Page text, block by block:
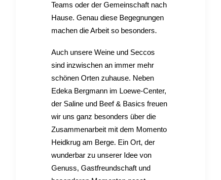
Teams oder der Gemeinschaft nach
Hause. Genau diese Begegnungen
machen die Arbeit so besonders.
Auch unsere Weine und Seccos
sind inzwischen an immer mehr
schönen Orten zuhause. Neben
Edeka Bergmann im Loewe-Center,
der Saline und Beef & Basics freuen
wir uns ganz besonders über die
Zusammenarbeit mit dem Momento
Heidkrug am Berge. Ein Ort, der
wunderbar zu unserer Idee von
Genuss, Gastfreundschaft und